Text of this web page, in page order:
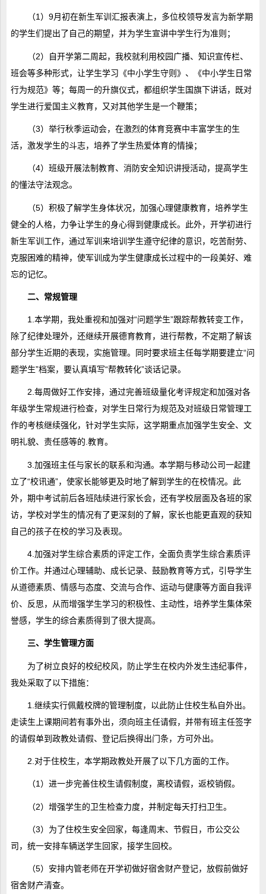
（1）9月初在新生军训汇报表演上，多位校领导发言为新学期
的学生们提出了自己的期望，并为学生宣讲中学生行为准则；
（2）自开学第二周起，我校就利用校园广播、知识宣传栏、
班会等多种形式，让学生学习《中小学生守则》、《中小学生日常
行为规范》等；每周一的升旗仪式，都组织学生国旗下讲话，既对
学生进行爱国主义教育，又对其他学生是一个鞭策；
（3）举行秋季运动会，在激烈的体育竞赛中丰富学生的生
活，激发学生的斗志，培养了学生热爱体育的情操；
（4）班级开展法制教育、消防安全知识讲授活动，提高学生
的懂法守法观念。
（5）积极了解学生身体状况，加强心理健康教育，培养学生
健全的人格，力争让学生的身心得到健康成长。此外，开学初进行
新生军训工作，通过军训来培训学生遵守纪律的意识，吃苦耐劳、
克服困难的精神，使军训成为学生健康成长过程中的一段美好、难
忘的记忆。
二、常规管理
1.本学期，我处重视和加强对“问题学生”跟踪帮教转变工作，
除了纪律处理外，还继续开展德育教育，进行帮教，不定期了解该
部分学生近期的表现，实施管理。同时要求班主任每学期要建立“问
题学生”档案，要认真填写“帮教转化”谈话记录。
2.每周做好工作安排，通过完善班级量化考评规定和加强对各
年级学生常规进行检查，对学生日常行为规范及对班级日常管理工
作的考核继续强化，针对学生实际，这学期重点加强学生安全、文
明礼貌、责任感等的.教育。
3.加强班主任与家长的联系和沟通。本学期与移动公司一起建
立了“校讯通”，使家长能够更及时地了解到学生的在校情况。此
外，期中考试前后各班陆续进行家长会，还有学校层面及各班的家
访，学校对学生的情况有了更深刻的了解，家长也能更直观的获知
自己的孩子在校的学习及表现。
4.加强对学生综合素质的评定工作，全面负责学生综合素质评
价工作。并通过心理辅助、成长记录、鼓励教育等方式，引导学生
从道德素质、情感与态度、交流与合作、运动与健康等方面自我评
价、反思，从而增强学生学习的积极性、主动性，培养学生集体荣
誉感，学生的综合素质得到了很大提高。
三、学生管理方面
为了树立良好的校纪校风，防止学生在校内外发生违纪事件，
我处采取了以下措施：
1.继续实行佩戴校牌的管理制度，以此防止住校生私自外出。
走读生上课期间若有事外出，须向班主任请假，并带有班主任签字
的请假单到政教处请假、登记后换得出门条，方可外出。
2.对于住校生，本学期政教处开展了以下几方面的工作。
（1）进一步完善住校生请假制度，离校请假，返校销假。
（2）增强学生的卫生检查力度，并制定每天打扫卫生。
（3）为了住校生安全回家，每逢周末、节假日，市公交公
司，统一安排车辆送学生回家，接学生回校。
（5）安排内管老师在开学初做好宿舍财产登记，放假前做好
宿舍财产清查。